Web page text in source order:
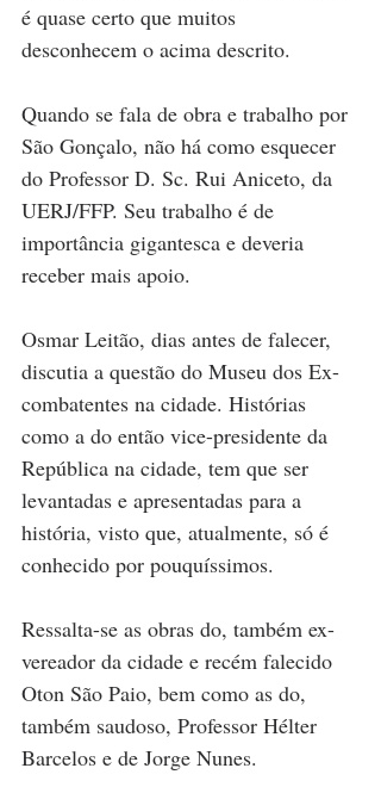
é quase certo que muitos
desconhecem o acima descrito.
Quando se fala de obra e trabalho por
São Gonçalo, não há como esquecer
do Professor D. Sc. Rui Aniceto, da
UERJ/FFP. Seu trabalho é de
importância gigantesca e deveria
receber mais apoio.
Osmar Leitão, dias antes de falecer,
discutia a questão do Museu dos Ex-
combatentes na cidade. Histórias
como a do então vice-presidente da
República na cidade, tem que ser
levantadas e apresentadas para a
história, visto que, atualmente, só é
conhecido por pouquíssimos.
Ressalta-se as obras do, também ex-
vereador da cidade e recém falecido
Oton São Paio, bem como as do,
também saudoso, Professor Hélter
Barcelos e de Jorge Nunes.